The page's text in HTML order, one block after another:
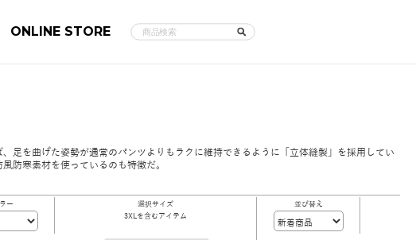
ONLINE STORE
足を曲げた姿勢が通常のパンツよりもラクに維持できるように「立体縫製」を採用してい
防寒素材を使っているのも特徴だ。
ー
選択サイズ
3XLを含むアイテム
並び替え